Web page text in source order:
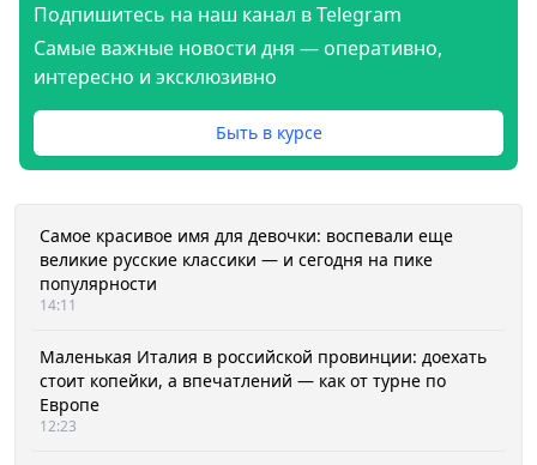
Подпишитесь на наш канал в Telegram
Самые важные новости дня — оперативно,
интересно и эксклюзивно
Быть в курсе
Самое красивое имя для девочки: воспевали еще
великие русские классики — и сегодня на пике
популярности
14:11
Маленькая Италия в российской провинции: доехать
стоит копейки, а впечатлений — как от турне по
Европе
12:23